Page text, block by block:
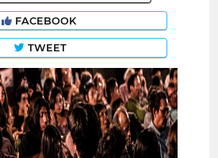
FACEBOOK
TWEET